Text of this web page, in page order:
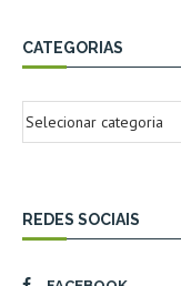
CATEGORIAS
REDES SOCIAIS